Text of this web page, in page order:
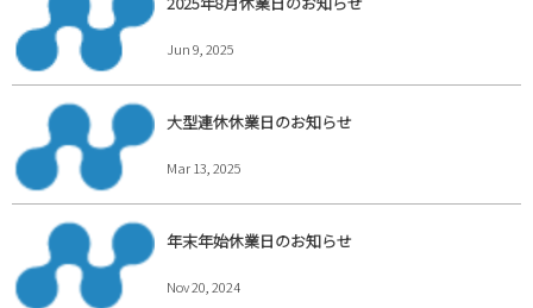
Jun 9, 2025
大型連休休業日のお知らせ
Mar 13, 2025
年末年始休業日のお知らせ
Nov 20, 2024